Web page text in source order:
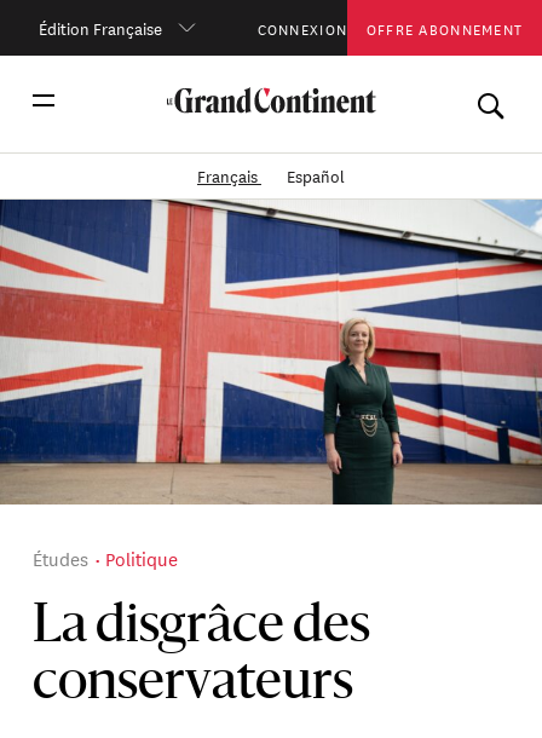
Édition Française CONNEXION OFFRE ABONNEMENT
Français Español
La disgrâce des
conservateurs
Études Politique